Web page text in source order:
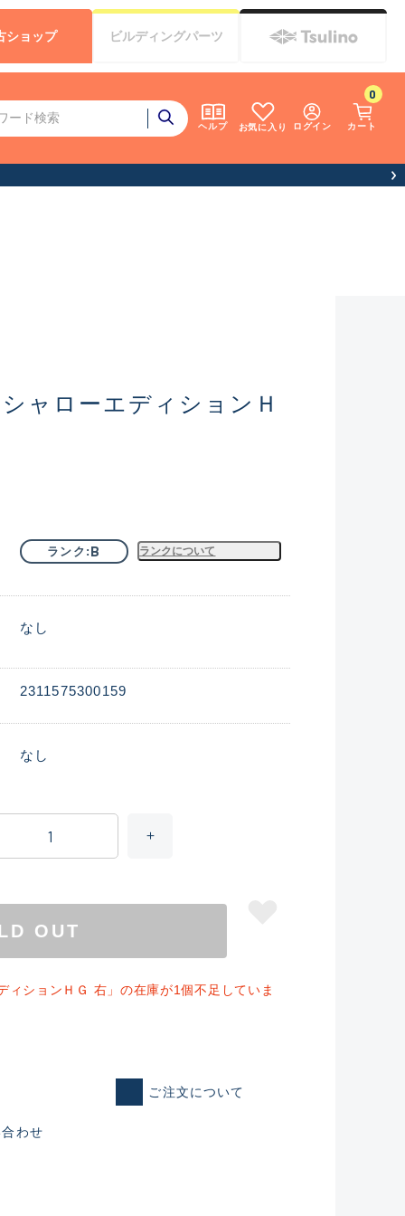
ヘルプ お気に入り ログイン カート
0
ショップ ビルディングパーツ
れた未使用
ものも含む
ャローエディションＨ
ランク B ランクについて
なし
2311575300159
なし
OUT
ィションＨＧ 右」の在庫が1個不足していま
ご注文について
わせ